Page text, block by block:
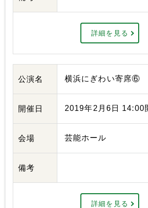
詳細を見る
公演名 横浜にぎわい寄席⑥
開催日 2019年2月6日 14:00
会場 芸能ホール
備考
詳細を見る